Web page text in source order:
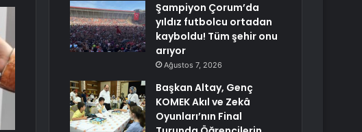
Şampiyon Çorum’da
yıldız futbolcu ortadan
kayboldu! Tüm şehir onu
arıyor
Ağustos 7, 2026
Başkan Altay, Genç
KOMEK Akıl ve Zekâ
Oyunları’nın Final